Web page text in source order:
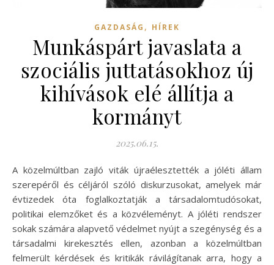
GAZDASÁG , HÍREK
Munkáspárt javaslata a
szociális juttatásokhoz új
kihívások elé állítja a
kormányt
2025.06.15.
A közelmúltban zajló viták újraélesztették a jóléti állam
szerepéről és céljáról szóló diskurzusokat, amelyek már
évtizedek óta foglalkoztatják a társadalomtudósokat,
politikai elemzőket és a közvéleményt. A jóléti rendszer
sokak számára alapvető védelmet nyújt a szegénység és a
társadalmi kirekesztés ellen, azonban a közelmúltban
felmerült kérdések és kritikák rávilágítanak arra, hogy a